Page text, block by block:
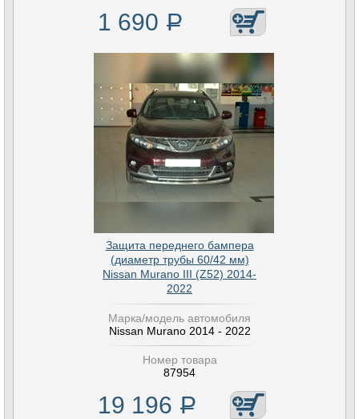
1 690 Р
Защита переднего бампера
(диаметр трубы 60/42 мм)
Nissan Murano III (Z52) 2014-
2022
Марка/модель автомобиля
Nissan Murano 2014 - 2022
Номер товара
87954
19 196 Р